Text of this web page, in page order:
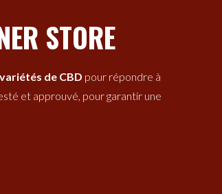
STORE
de CBD pour répondre à
et approuvé, pour garantir une